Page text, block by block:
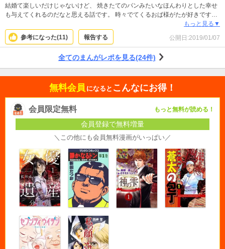
結婚て楽しいだけじゃないけど、 焼きたてのパンみたいなほんわりとした幸せ
も与えてくれるのだなと思える話です。 時々でてくるおば様がたが好きです。
もっと軽い少女まんがかと思ったけど、とても読みごたえがあります。 優しさ
の積み重ねで心に訴えてくるクロワッサンのようなストーリーです
もっと見る▼
参考になった(11) 報告する 公開日:2019/01/07
全てのまんがレポを見る(24件)
無料会員 になると こんなにお得！
会員限定無料 もっと無料が読める！
会員登録で無料増量
＼この他にも会員無料漫画がいっぱい／